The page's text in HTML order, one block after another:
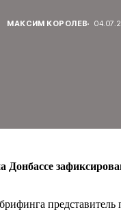
МАКСИМ КОРОЛЕВ
Донбассе